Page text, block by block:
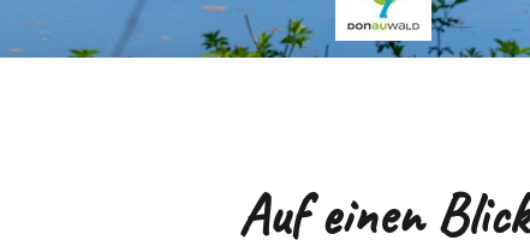
Auf einen Blick